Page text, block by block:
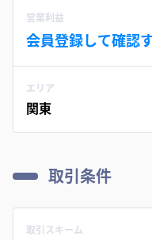
営業利益
会員登録して確認
エリア
関東
取引条件
取引スキーム